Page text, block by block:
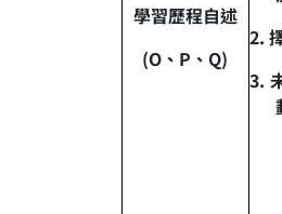
學習歷程自述
(O 、 P 、 Q)
2.
3.